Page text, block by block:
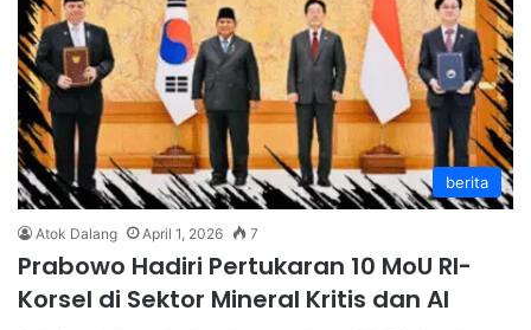
berita
Atok Dalang April 1, 2026 7
Prabowo Hadiri Pertukaran 10 MoU RI-
Korsel di Sektor Mineral Kritis dan AI